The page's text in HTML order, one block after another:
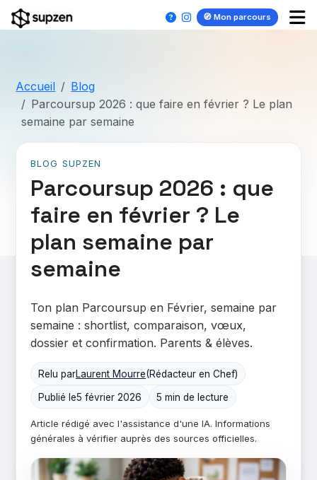
🧭 Mon parcours
Accueil
Blog
Parcoursup 2026 : que faire en février ? Le plan
semaine par semaine
BLOG SUPZEN
Parcoursup 2026 : que
faire en février ? Le
plan semaine par
semaine
Ton plan Parcoursup en Février, semaine par
semaine : shortlist, comparaison, vœux,
dossier et confirmation. Parents & élèves.
Relu parLaurent Mourre(Rédacteur en Chef)
Publié le5 février 2026 5 min de lecture
Article rédigé avec l'assistance d'une IA. Informations
générales à vérifier auprès des sources officielles.